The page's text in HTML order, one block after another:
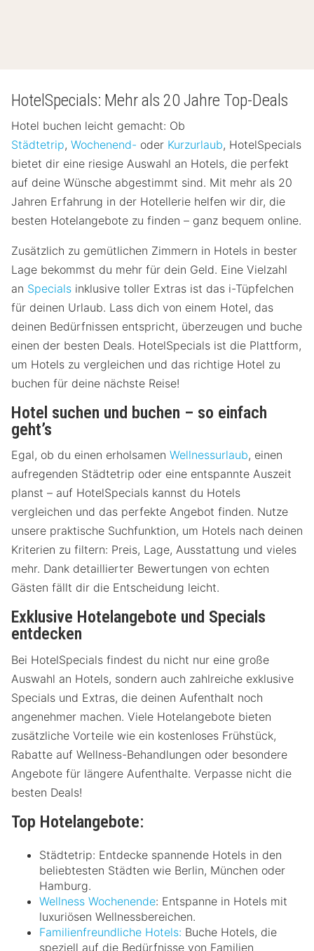
HotelSpecials: Mehr als 20 Jahre Top-Deals
Hotel buchen leicht gemacht: Ob
Städtetrip, Wochenend- oder Kurzurlaub, HotelSpecials
bietet dir eine riesige Auswahl an Hotels, die perfekt
auf deine Wünsche abgestimmt sind. Mit mehr als 20
Jahren Erfahrung in der Hotellerie helfen wir dir, die
besten Hotelangebote zu finden – ganz bequem online.
Zusätzlich zu gemütlichen Zimmern in Hotels in bester
Lage bekommst du mehr für dein Geld. Eine Vielzahl
an Specials inklusive toller Extras ist das i-Tüpfelchen
für deinen Urlaub. Lass dich von einem Hotel, das
deinen Bedürfnissen entspricht, überzeugen und buche
einen der besten Deals. HotelSpecials ist die Plattform,
um Hotels zu vergleichen und das richtige Hotel zu
buchen für deine nächste Reise!
Hotel suchen und buchen – so einfach
geht’s
Egal, ob du einen erholsamen Wellnessurlaub, einen
aufregenden Städtetrip oder eine entspannte Auszeit
planst – auf HotelSpecials kannst du Hotels
vergleichen und das perfekte Angebot finden. Nutze
unsere praktische Suchfunktion, um Hotels nach deinen
Kriterien zu filtern: Preis, Lage, Ausstattung und vieles
mehr. Dank detaillierter Bewertungen von echten
Gästen fällt dir die Entscheidung leicht.
Exklusive Hotelangebote und Specials
entdecken
Bei HotelSpecials findest du nicht nur eine große
Auswahl an Hotels, sondern auch zahlreiche exklusive
Specials und Extras, die deinen Aufenthalt noch
angenehmer machen. Viele Hotelangebote bieten
zusätzliche Vorteile wie ein kostenloses Frühstück,
Rabatte auf Wellness-Behandlungen oder besondere
Angebote für längere Aufenthalte. Verpasse nicht die
besten Deals!
Top Hotelangebote:
Städtetrip: Entdecke spannende Hotels in den
beliebtesten Städten wie Berlin, München oder
Hamburg.
Wellness Wochenende: Entspanne in Hotels mit
luxuriösen Wellnessbereichen.
Familienfreundliche Hotels: Buche Hotels, die
speziell auf die Bedürfnisse von Familien